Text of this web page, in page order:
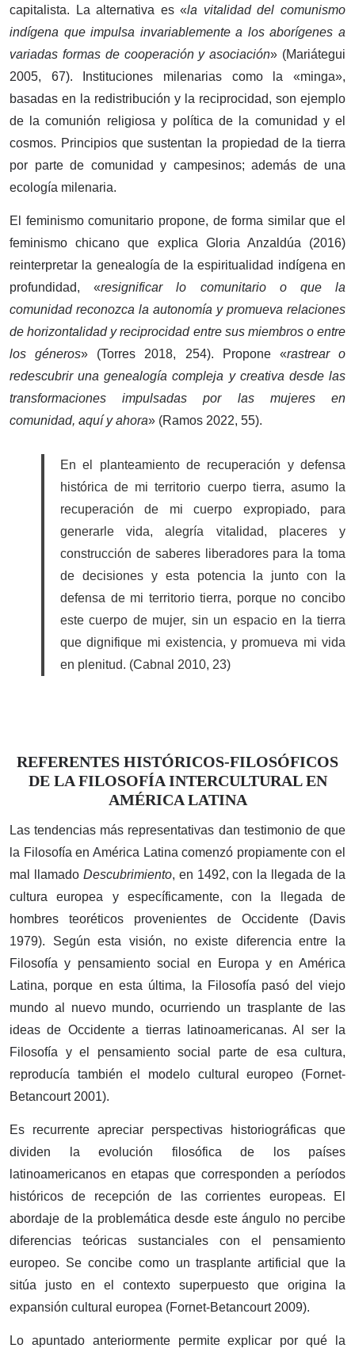
capitalista. La alternativa es «la vitalidad del comunismo
indígena que impulsa invariablemente a los aborígenes a
variadas formas de cooperación y asociación» (Mariátegui
2005, 67). Instituciones milenarias como la «minga»,
basadas en la redistribución y la reciprocidad, son ejemplo
de la comunión religiosa y política de la comunidad y el
cosmos. Principios que sustentan la propiedad de la tierra
por parte de comunidad y campesinos; además de una
ecología milenaria.
El feminismo comunitario propone, de forma similar que el
feminismo chicano que explica Gloria Anzaldúa (2016)
reinterpretar la genealogía de la espiritualidad indígena en
profundidad, «resignificar lo comunitario o que la
comunidad reconozca la autonomía y promueva relaciones
de horizontalidad y reciprocidad entre sus miembros o entre
los géneros» (Torres 2018, 254). Propone «rastrear o
redescubrir una genealogía compleja y creativa desde las
transformaciones impulsadas por las mujeres en
comunidad, aquí y ahora» (Ramos 2022, 55).
En el planteamiento de recuperación y defensa
histórica de mi territorio cuerpo tierra, asumo la
recuperación de mi cuerpo expropiado, para
generarle vida, alegría vitalidad, placeres y
construcción de saberes liberadores para la toma
de decisiones y esta potencia la junto con la
defensa de mi territorio tierra, porque no concibo
este cuerpo de mujer, sin un espacio en la tierra
que dignifique mi existencia, y promueva mi vida
en plenitud. (Cabnal 2010, 23)
REFERENTES HISTÓRICOS-FILOSÓFICOS
DE LA FILOSOFÍA INTERCULTURAL EN
AMÉRICA LATINA
Las tendencias más representativas dan testimonio de que
la Filosofía en América Latina comenzó propiamente con el
mal llamado Descubrimiento, en 1492, con la llegada de la
cultura europea y específicamente, con la llegada de
hombres teoréticos provenientes de Occidente (Davis
1979). Según esta visión, no existe diferencia entre la
Filosofía y pensamiento social en Europa y en América
Latina, porque en esta última, la Filosofía pasó del viejo
mundo al nuevo mundo, ocurriendo un trasplante de las
ideas de Occidente a tierras latinoamericanas. Al ser la
Filosofía y el pensamiento social parte de esa cultura,
reproducía también el modelo cultural europeo (Fornet-
Betancourt 2001).
Es recurrente apreciar perspectivas historiográficas que
dividen la evolución filosófica de los países
latinoamericanos en etapas que corresponden a períodos
históricos de recepción de las corrientes europeas. El
abordaje de la problemática desde este ángulo no percibe
diferencias teóricas sustanciales con el pensamiento
europeo. Se concibe como un trasplante artificial que la
sitúa justo en el contexto superpuesto que origina la
expansión cultural europea (Fornet-Betancourt 2009).
Lo apuntado anteriormente permite explicar por qué la